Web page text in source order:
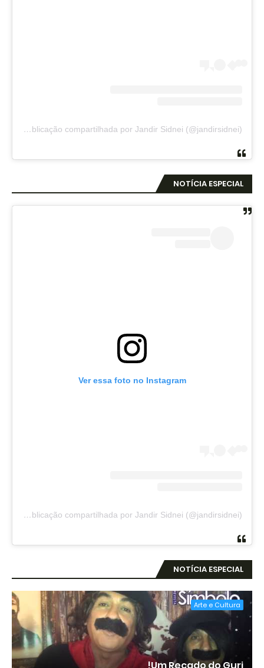
Uma publicação compartilhada por Jandir Sidnei (@jandirsidnei)
NOTÍCIA ESPECIAL
Ver essa foto no Instagram
Uma publicação compartilhada por Jandir Sidnei (@jandirsidnei)
NOTÍCIA ESPECIAL
Arte e Cultura